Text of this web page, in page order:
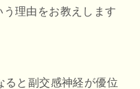
う理由をお教えします
ると副交感神経が優位